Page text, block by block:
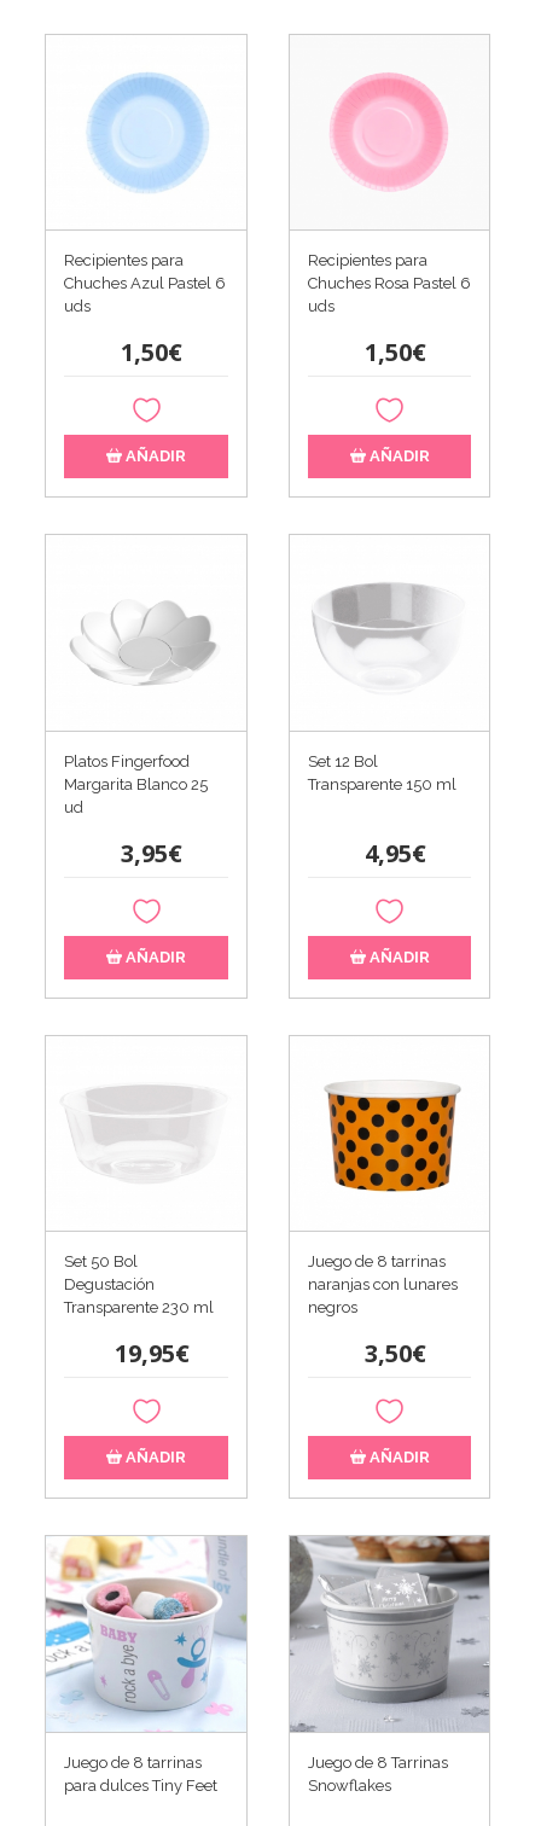
Recipientes para
Chuches Azul Pastel 6
uds
1,50€
AÑADIR
Recipientes para
Chuches Rosa Pastel 6
uds
1,50€
AÑADIR
Platos Fingerfood
Margarita Blanco 25
ud
3,95€
AÑADIR
Set 12 Bol
Transparente 150 ml
4,95€
AÑADIR
Set 50 Bol
Degustación
Transparente 230 ml
19,95€
AÑADIR
Juego de 8 tarrinas
naranjas con lunares
negros
3,50€
AÑADIR
Juego de 8 tarrinas
para dulces Tiny Feet
Juego de 8 Tarrinas
Snowflakes